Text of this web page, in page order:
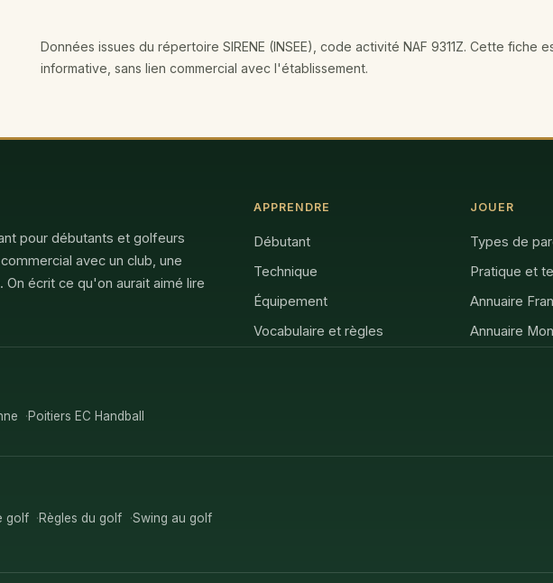
Données issues du répertoire SIRENE (INSEE), code activité NAF 9311Z. Cette fiche
informative, sans lien commercial avec l'établissement.
pour débutants et golfeurs
avec un club, une
On écrit ce qu'on aurait aimé lire
APPRENDRE
Débutant
Technique
Équipement
Vocabulaire et règles
JOUER
Types de
Pratique et
Annuaire
Annuaire
Poitiers EC Handball
golf Règles du golf Swing au golf